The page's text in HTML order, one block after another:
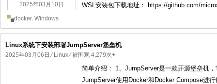
2025年03月10日
WSL安装包下载地址： https://github.com/
docker, Windows
Linux系统下安装部署JumpServer堡垒机
2025年03月06日 ⁄ Linux⁄ 被围观 4,279次+
简单介绍： 1、JumpServer是一款开源堡垒机
JumpServer使用Docker和Docker Compose进